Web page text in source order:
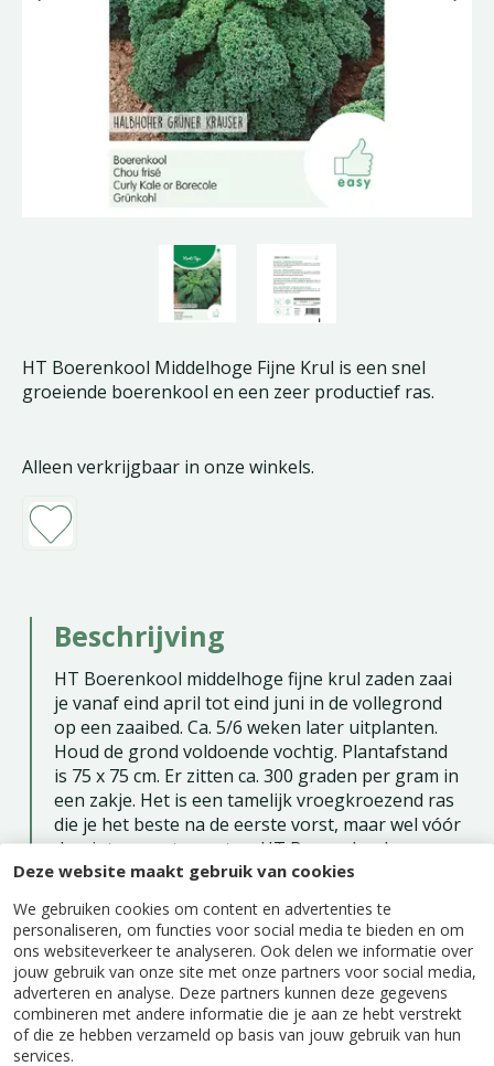
Deze website maakt gebruik van cookies
We gebruiken cookies om content en advertenties te
personaliseren, om functies voor social media te bieden en om
ons websiteverkeer te analyseren. Ook delen we informatie over
jouw gebruik van onze site met onze partners voor social media,
adverteren en analyse. Deze partners kunnen deze gegevens
combineren met andere informatie die je aan ze hebt verstrekt
of die ze hebben verzameld op basis van jouw gebruik van hun
services.
HT Boerenkool Middelhoge Fijne Krul is een snel
groeiende boerenkool en een zeer productief ras.
Alleen verkrijgbaar in onze winkels.
Beschrijving
HT Boerenkool middelhoge fijne krul zaden zaai
je vanaf eind april tot eind juni in de vollegrond
op een zaaibed. Ca. 5/6 weken later uitplanten.
Houd de grond voldoende vochtig. Plantafstand
is 75 x 75 cm. Er zitten ca. 300 graden per gram in
een zakje. Het is een tamelijk vroegkroezend ras
die je het beste na de eerste vorst, maar wel vóór
de winter moet oogsten. HT Boerenkool
middelhoge is een snel groeiend en zeer
productief ras.
Zaaien buiten: april - juni
Oogsttijd: oktober - januari
Eénjarig